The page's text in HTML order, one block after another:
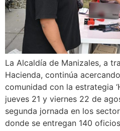
La Alcaldía de Manizales, a
Hacienda, continúa
comunidad con la estrategia
jueves 21 y viernes 22 de
segunda jornada en los
donde se entregan 140